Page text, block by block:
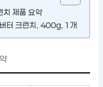
치 제품 요약
터 크런치, 400g, 1개